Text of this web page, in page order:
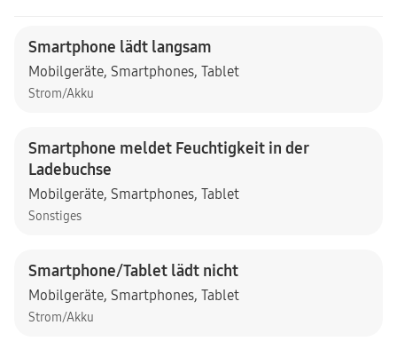
Smartphone lädt langsam
Mobilgeräte, Smartphones, Tablet
Strom/Akku
Smartphone meldet Feuchtigkeit in der
Ladebuchse
Mobilgeräte, Smartphones, Tablet
Sonstiges
Smartphone/Tablet lädt nicht
Mobilgeräte, Smartphones, Tablet
Strom/Akku